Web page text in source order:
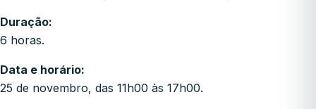
Duração:
6 horas.
Data e horário:
25 de novembro, das 11h00 às 17h00.